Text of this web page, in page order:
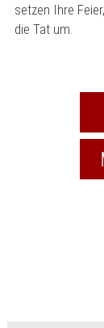
setzen Ihre
die Tat um.